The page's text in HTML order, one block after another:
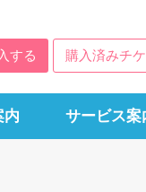
する 購入済みチ
内 サービス案